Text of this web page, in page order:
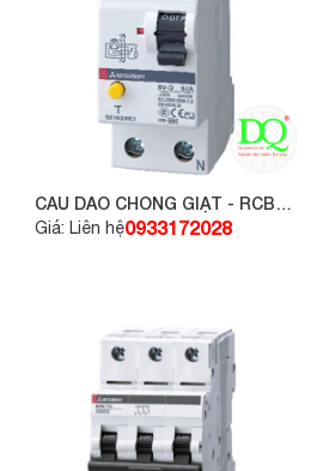
CẦU DAO CHỐNG GIẬT - RCBO -
RCCB - MITSUBISHI BV-D-2P
Giá: Liên hệ0933172028